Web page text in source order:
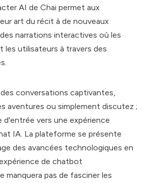
AI de Chai permet aux
art du récit à de nouveaux
narrations interactives où les
les utilisateurs à travers des
conversations captivantes,
aventures ou simplement discutez ;
vers une expérience
IA. La plateforme se présente
des avancées technologiques en
de chatbot
manquera pas de fasciner les